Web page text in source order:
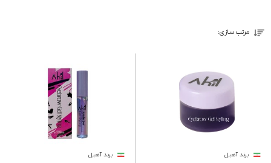
مرتب سازی:
برند آهیل برند آهیل